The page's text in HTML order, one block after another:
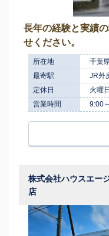
長年の経験と実績
せください。
所在地
千葉
最寄駅
JR外
定休日
火曜日
営業時間
9:00
株式会社ハウスエー
店